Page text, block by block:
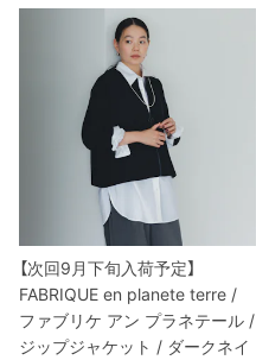
【次回9月下旬入荷予定】
FABRIQUE en planete terre /
ファブリケ アン プラネテール /
ジップジャケット / ダークネイ